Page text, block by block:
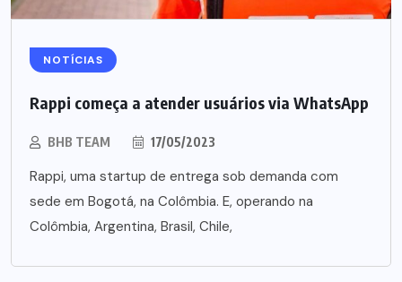
NOTÍCIAS
Rappi começa a atender usuários via WhatsApp
BHB TEAM 17/05/2023
Rappi, uma startup de entrega sob demanda com
sede em Bogotá, na Colômbia. E, operando na
Colômbia, Argentina, Brasil, Chile,